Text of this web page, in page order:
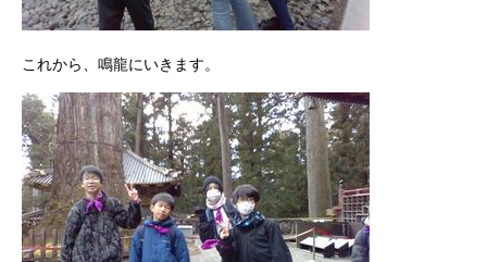
これから、鳴龍にいきます。